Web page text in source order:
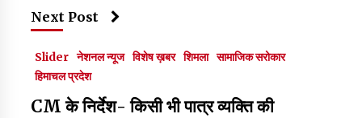
Next Post
Slider नेशनल न्यूज विशेष ख़बर शिमला सामाजिक सरोकार
हिमाचल प्रदेश
CM के निर्देश- किसी भी पात्र व्यक्ति की